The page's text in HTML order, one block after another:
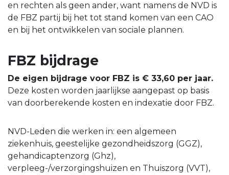
en rechten als geen ander, want namens de NVD is
de FBZ partij bij het tot stand komen van een CAO
en bij het ontwikkelen van sociale plannen.
FBZ bijdrage
De eigen bijdrage voor FBZ is € 33,60 per jaar.
Deze kosten worden jaarlijkse aangepast op basis
van doorberekende kosten en indexatie door FBZ.
NVD-Leden die werken in: een algemeen
ziekenhuis, geestelijke gezondheidszorg (GGZ),
gehandicaptenzorg (Ghz),
verpleeg-/verzorgingshuizen en Thuiszorg (VVT),